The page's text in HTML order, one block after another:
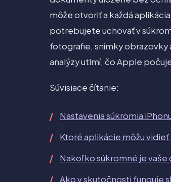
môže otvoriť a každá
potrebujete uchovať v
fotografie, snímky obrazovky
analýzy utlmí, čo Apple
Súvisiace čítanie:
Nastavenia súkromia
Ktoré aplikácie môžu vidieť
Nakoľko súkromné je
Ako v skutočnosti funguje